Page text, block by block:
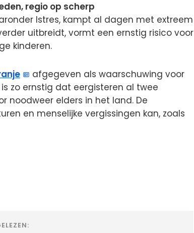
regio op scherp
Istres, kampt al dagen met extreem
uitbreidt, vormt een ernstig risico voor
kinderen.
afgegeven als waarschuwing voor
zo ernstig dat eergisteren al twee
noodweer elders in het land. De
en menselijke vergissingen kan, zoals